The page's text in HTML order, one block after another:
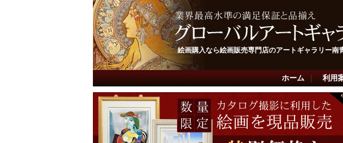
絵画購入なら絵画販売専門店のアートギャラリー南
ホーム 利用